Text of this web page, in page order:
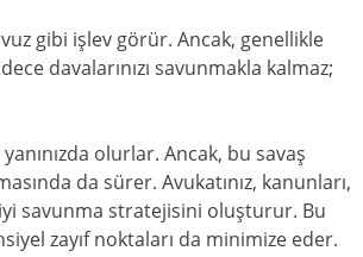
gibi işlev görür. Ancak, genellikle
davalarınızı savunmakla kalmaz;
olurlar. Ancak, bu savaş
da sürer. Avukatınız, kanunları,
savunma stratejisini oluşturur. Bu
zayıf noktaları da minimize eder.